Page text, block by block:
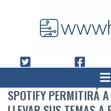
SPOTIFY PERMITIRÁ